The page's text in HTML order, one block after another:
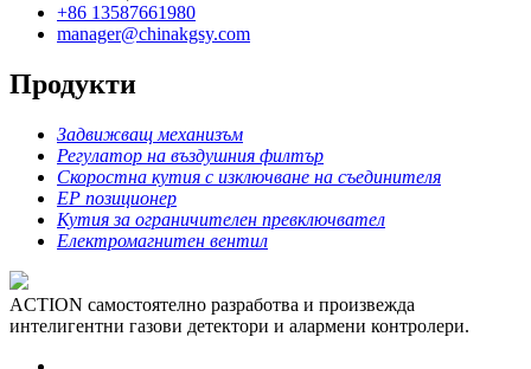
+86 13587661980
manager@chinakgsy.com
Продукти
Задвижващ механизъм
Регулатор на въздушния филтър
Скоростна кутия с изключване на съединителя
EP позиционер
Кутия за ограничителен превключвател
Електромагнитен вентил
ACTION самостоятелно разработва и произвежда
интелигентни газови детектори и алармени контролери.